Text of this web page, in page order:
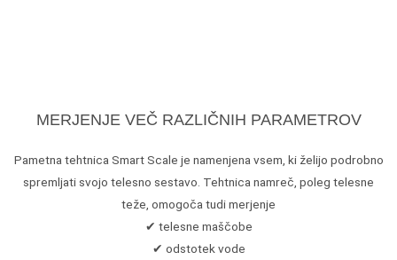
MERJENJE VEČ RAZLIČNIH PARAMETROV
Pametna tehtnica Smart Scale je namenjena vsem, ki želijo podrobno
spremljati svojo telesno sestavo. Tehtnica namreč, poleg telesne
teže, omogoča tudi merjenje
✔ telesne maščobe
✔ odstotek vode